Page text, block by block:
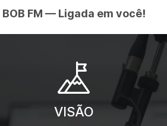
BOB FM — Ligada em você!
VISÃO